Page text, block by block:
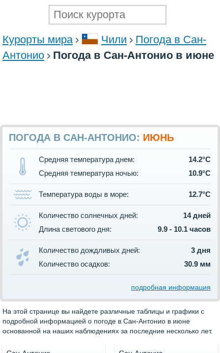
Курорты мира Чили
Погода в Сан-
Антонио
Погода в Сан-Антонио в июне
ПОГОДА В САН-АНТОНИО: ИЮНЬ
Средняя температура днем:
14.2°C
Средняя температура ночью:
10.9°C
Температура воды в море: 12.7°C
Количество солнечных дней:
14 дней
Длина светового дня:
9.9 - 10.1 часов
Количество дождливых дней:
3 дня
Количество осадков:
30.9 мм
подробная информация
На этой странице вы найдете различные таблицы и графики с
подробной информацией о погоде в Сан-Антонио в июне
основанной на наших наблюдениях за последние несколько лет.